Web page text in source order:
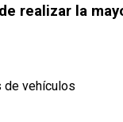
realizar la
de vehículos